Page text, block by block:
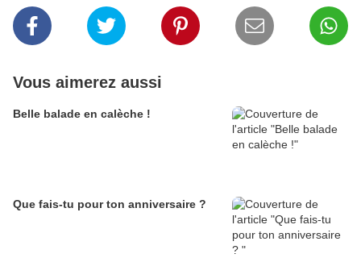
Vous aimerez aussi
Belle balade en calèche !
Que fais-tu pour ton anniversaire ?